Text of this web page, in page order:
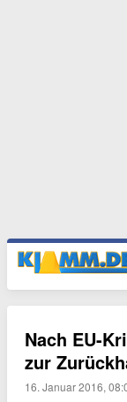
Nach EU-
zur
16. Januar 2016,